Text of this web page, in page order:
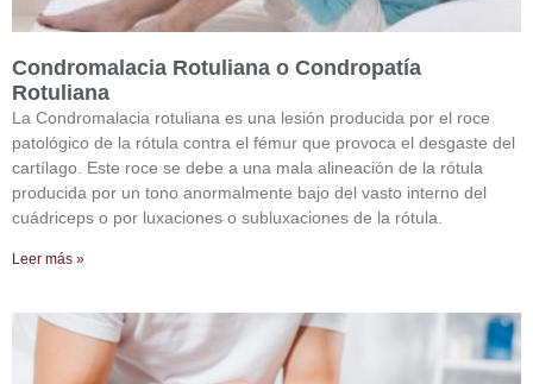
Condromalacia Rotuliana o Condropatía
Rotuliana
La Condromalacia rotuliana es una lesión producida por el roce
patológico de la rótula contra el fémur que provoca el desgaste del
cartílago. Este roce se debe a una mala alineación de la rótula
producida por un tono anormalmente bajo del vasto interno del
cuádriceps o por luxaciones o subluxaciones de la rótula.
Leer más »